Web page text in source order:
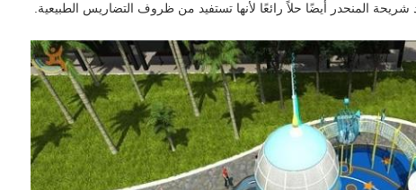
إرسال
شريحة المنحدر أيضًا حلاً رائعًا لأنها تستفيد من ظروف التضاريس الطبيعية.